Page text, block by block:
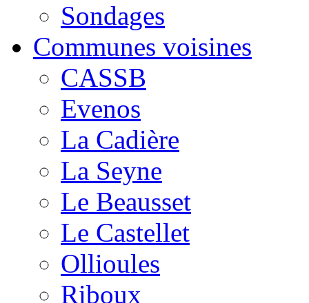
Sondages
Communes voisines
CASSB
Evenos
La Cadière
La Seyne
Le Beausset
Le Castellet
Ollioules
Riboux